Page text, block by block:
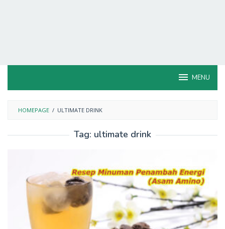
MENU
HOMEPAGE / ULTIMATE DRINK
Tag: ultimate drink